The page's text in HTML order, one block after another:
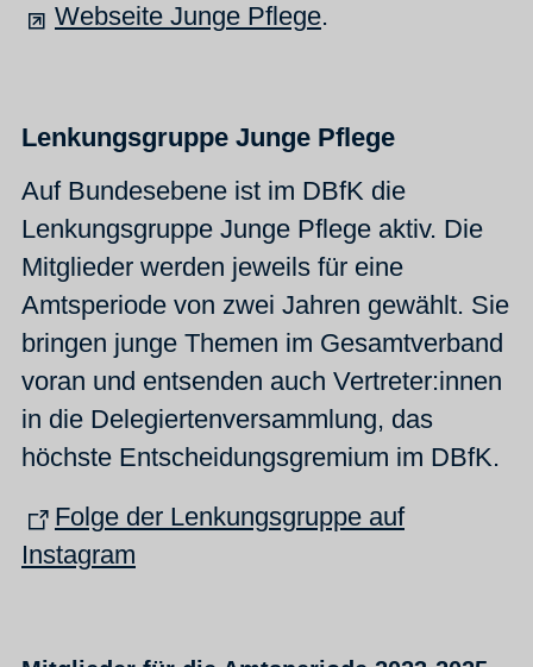
Webseite Junge Pflege.
Lenkungsgruppe Junge Pflege
Auf Bundesebene ist im DBfK die
Lenkungsgruppe Junge Pflege aktiv. Die
Mitglieder werden jeweils für eine
Amtsperiode von zwei Jahren gewählt. Sie
bringen junge Themen im Gesamtverband
voran und entsenden auch Vertreter:innen
in die Delegiertenversammlung, das
höchste Entscheidungsgremium im DBfK.
Folge der Lenkungsgruppe auf
Instagram